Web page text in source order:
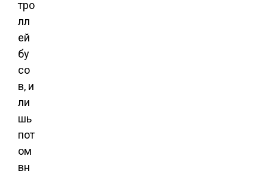
тро
лл
ей
бу
со
в, и
ли
шь
пот
ом
вн